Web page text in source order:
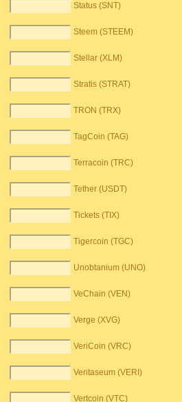
Status (SNT)
Steem (STEEM)
Stellar (XLM)
Stratis (STRAT)
TRON (TRX)
TagCoin (TAG)
Terracoin (TRC)
Tether (USDT)
Tickets (TIX)
Tigercoin (TGC)
Unobtanium (UNO)
VeChain (VEN)
Verge (XVG)
VeriCoin (VRC)
Veritaseum (VERI)
Vertcoin (VTC)